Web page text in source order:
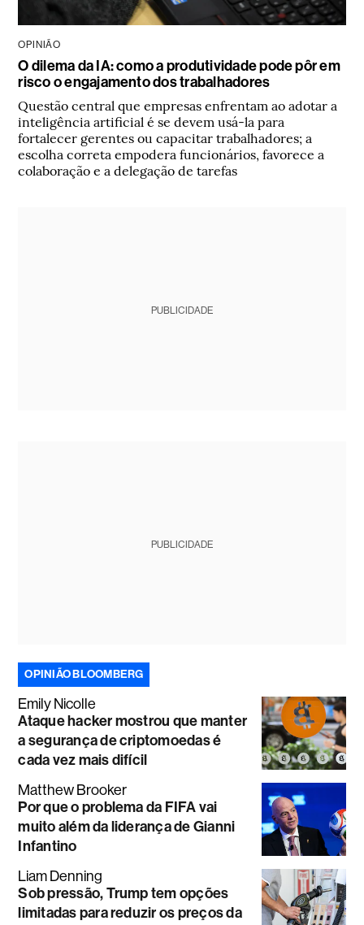
OPINIÃO
O dilema da IA: como a produtividade pode pôr em
risco o engajamento dos trabalhadores
Questão central que empresas enfrentam ao adotar a
inteligência artificial é se devem usá-la para
fortalecer gerentes ou capacitar trabalhadores; a
escolha correta empodera funcionários, favorece a
colaboração e a delegação de tarefas
PUBLICIDADE
PUBLICIDADE
OPINIÃO BLOOMBERG
Emily Nicolle
Ataque hacker mostrou que manter
a segurança de criptomoedas é
cada vez mais difícil
Matthew Brooker
Por que o problema da FIFA vai
muito além da liderança de Gianni
Infantino
Liam Denning
Sob pressão, Trump tem opções
limitadas para reduzir os preços da